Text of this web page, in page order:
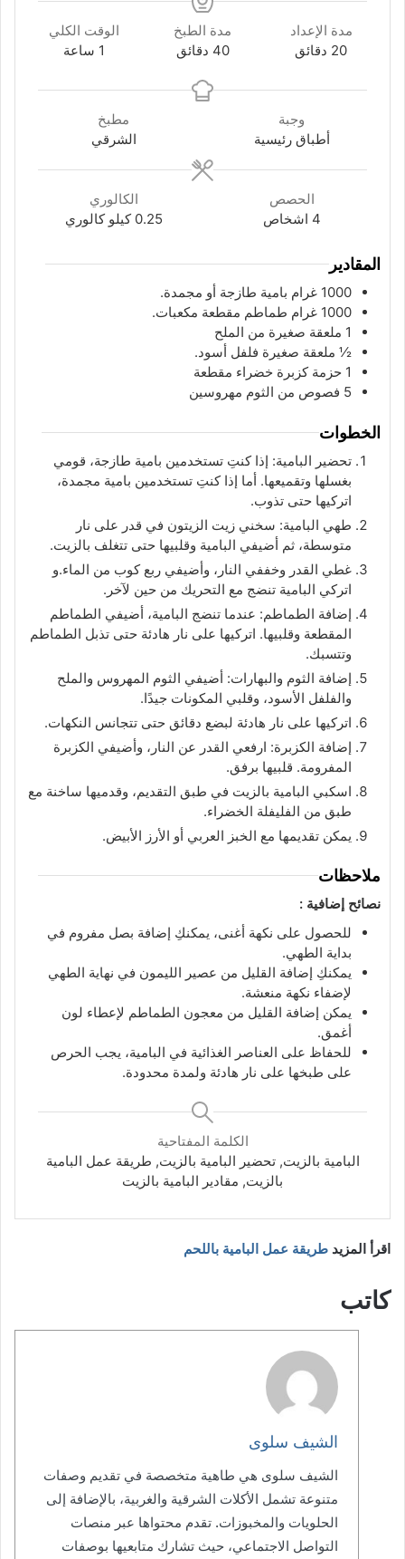
مدة الإعداد
20دقائق
دقائق
مدة الطبخ
40 دقائق
دقائق
الوقت الكلي
1 ساعة
ساعة
وجبة
أطباق رئيسية
مطبخ
الشرقي
الحصص
4 اشخاص
الكالوري
0.25 كيلو كالوري
المقادير
1000 غرام بامية طازجة أو مجمدة.
1000 غرام طماطم مقطعة مكعبات.
1 ملعقة صغيرة من الملح
½ ملعقة صغيرة فلفل أسود.
1 حزمة كزبرة خضراء مقطعة
5 فصوص من الثوم مهروسين
الخطوات
تحضير البامية: إذا كنتِ تستخدمين بامية طازجة، قومي
بغسلها وتقميعها. أما إذا كنتِ تستخدمين بامية مجمدة،
اتركيها حتى تذوب.
طهي البامية: سخني زيت الزيتون في قدر على نار
متوسطة، ثم أضيفي البامية وقلبيها حتى تتغلف بالزيت.
غطي القدر وخففي النار، وأضيفي ربع كوب من الماء.و
اتركي البامية تنضج مع التحريك من حين لآخر.
إضافة الطماطم: عندما تنضج البامية، أضيفي الطماطم
المقطعة وقلبيها. اتركيها على نار هادئة حتى تذبل الطماطم
وتتسبك.
إضافة الثوم والبهارات: أضيفي الثوم المهروس والملح
والفلفل الأسود، وقلبي المكونات جيدًا.
اتركيها على نار هادئة لبضع دقائق حتى تتجانس النكهات.
إضافة الكزبرة: ارفعي القدر عن النار، وأضيفي الكزبرة
المفرومة. قلبيها برفق.
اسكبي البامية بالزيت في طبق التقديم، وقدميها ساخنة مع
طبق من الفليفلة الخضراء.
يمكن تقديمها مع الخبز العربي أو الأرز الأبيض.
ملاحظات
نصائح إضافية :
للحصول على نكهة أغنى، يمكنكِ إضافة بصل مفروم في
بداية الطهي.
يمكنكِ إضافة القليل من عصير الليمون في نهاية الطهي
لإضفاء نكهة منعشة.
يمكن إضافة القليل من معجون الطماطم لإعطاء لون
أغمق.
للحفاظ على العناصر الغذائية في البامية، يجب الحرص
على طبخها على نار هادئة ولمدة محدودة.
الكلمة المفتاحية
البامية بالزيت, تحضير البامية بالزيت, طريقة عمل البامية
بالزيت, مقادير البامية بالزيت
اقرأ المزيد طريقة عمل البامية باللحم
كاتب
الشيف سلوى
الشيف سلوى هي طاهية متخصصة في تقديم وصفات
متنوعة تشمل الأكلات الشرقية والغربية، بالإضافة إلى
الحلويات والمخبوزات. تقدم محتواها عبر منصات
التواصل الاجتماعي، حيث تشارك متابعيها بوصفات